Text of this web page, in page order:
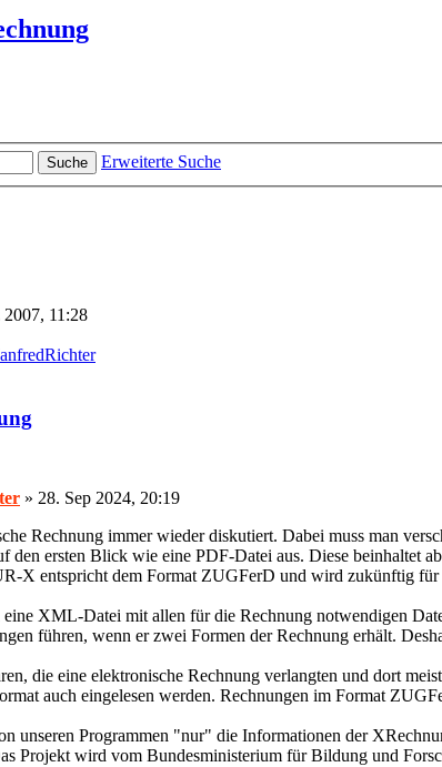
Suche
Erweiterte Suche
2007, 11:28
» 28. Sep 2024, 20:19
Rechnung immer wieder diskutiert. Dabei muss man
den ersten Blick wie eine PDF-Datei aus. Diese beinhaltet
X entspricht dem Format ZUGFerD und wird zukünftig für
XML-Datei mit allen für die Rechnung notwendigen
führen, wenn er zwei Formen der Rechnung erhält.
die eine elektronische Rechnung verlangten und dort
auch eingelesen werden. Rechnungen im Format
unseren Programmen "nur" die Informationen der
Projekt wird vom Bundesministerium für Bildung und